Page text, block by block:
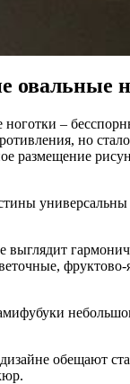
овальные
–
но
размещение
выглядит
обещают